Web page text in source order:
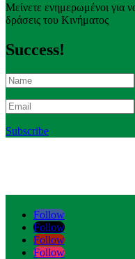
Μείνετε ενημερωμένοι για
δράσεις του Κινήματος
Success!
Subscribe
Follow
Follow
Follow
Follow